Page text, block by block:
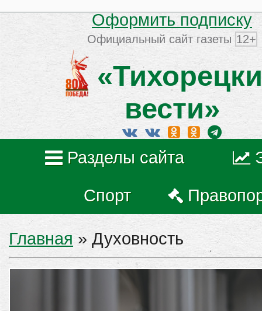
Оформить подписку
Официальный сайт газеты 12+
вести»
Разделы сайта
Спорт
Главная » Духовность